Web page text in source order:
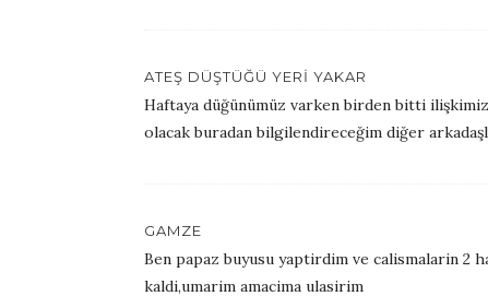
ATEŞ DÜŞTÜĞÜ YERI YAKAR
Haftaya düğünümüz varken birden bitti ilişkimiz
olacak buradan bilgilendireceğim diğer
GAMZE
Ben papaz buyusu yaptirdim ve calismalarin 2
kaldi,umarim amacima ulasirim